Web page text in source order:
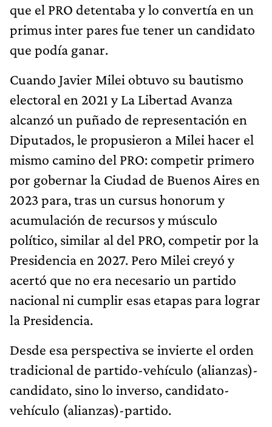
que el PRO detentaba y lo convertía en un
primus inter pares fue tener un candidato
que podía ganar.
Cuando Javier Milei obtuvo su bautismo
electoral en 2021 y La Libertad Avanza
alcanzó un puñado de representación en
Diputados, le propusieron a Milei hacer el
mismo camino del PRO: competir primero
por gobernar la Ciudad de Buenos Aires en
2023 para, tras un cursus honorum y
acumulación de recursos y músculo
político, similar al del PRO, competir por la
Presidencia en 2027. Pero Milei creyó y
acertó que no era necesario un partido
nacional ni cumplir esas etapas para lograr
la Presidencia.
Desde esa perspectiva se invierte el orden
tradicional de partido-vehículo (alianzas)-
candidato, sino lo inverso, candidato-
vehículo (alianzas)-partido.